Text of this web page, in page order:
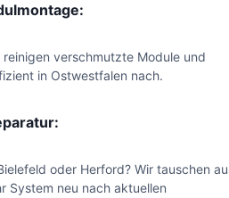
verschmutzte Module und
in Ostwestfalen nach.
oder Herford? Wir tauschen
System neu nach aktuellen